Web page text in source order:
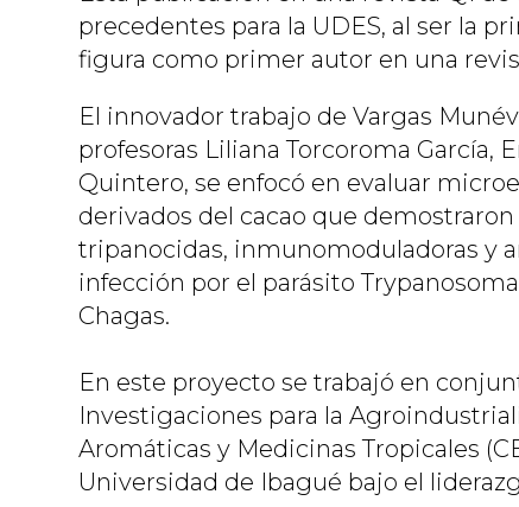
precedentes para la UDES, al ser la
figura como primer autor en una
El innovador trabajo de Vargas
profesoras Liliana Torcoroma García,
Quintero, se enfocó en evaluar
derivados del cacao que
tripanocidas, inmunomoduladoras y
infección por el parásito
Chagas.
En este proyecto se trabajó en
Investigaciones para la
Aromáticas y Medicinas Tropicales
Universidad de Ibagué bajo el